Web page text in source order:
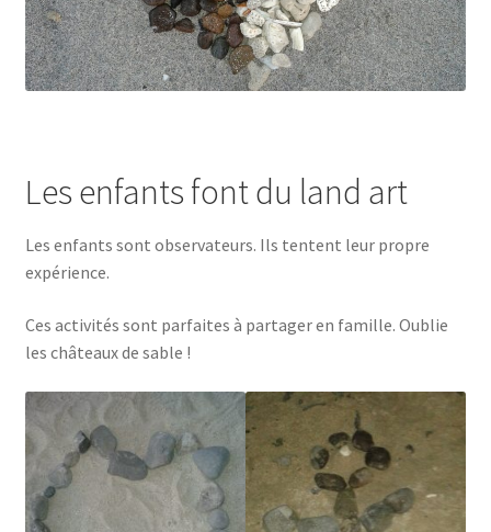
Les enfants font du land art
Les enfants sont observateurs. Ils tentent leur propre
expérience.
Ces activités sont parfaites à partager en famille. Oublie
les châteaux de sable !